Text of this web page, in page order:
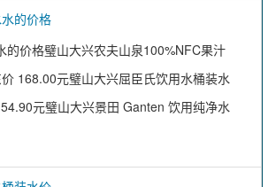
的价格
的价格璧山大兴农夫山泉100%NFC果汁
168.00元璧山大兴屈臣氏饮用水桶装水
元璧山大兴景田 Ganten 饮用纯净水